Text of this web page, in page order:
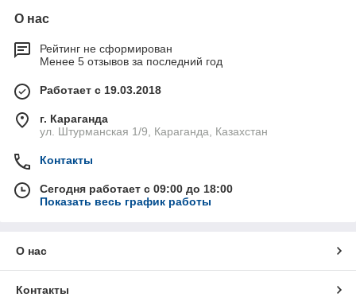
О нас
Рейтинг не сформирован
Менее 5 отзывов за последний год
Работает с 19.03.2018
г. Караганда
ул. Штурманская 1/9, Караганда, Казахстан
Контакты
Сегодня работает с 09:00 до 18:00
Показать весь график работы
О нас
Контакты